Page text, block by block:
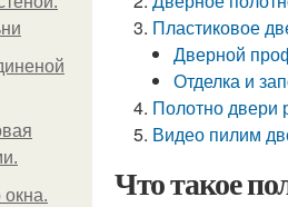
окна.
Пластиковое
Дверной
Отделка и
Полотно двери
Видео пилим
Что такое